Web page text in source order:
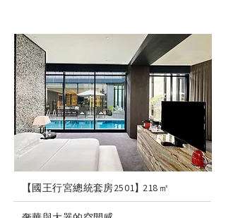
218㎡
【國王行宮總統套房2501】